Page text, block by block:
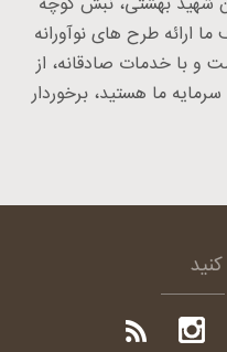
ارائه طرح های نوآورانه
و با خدمات صادقانه، از
ما هستید، برخوردار